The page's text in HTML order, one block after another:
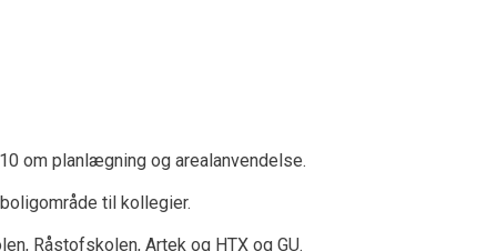
om planlægning og arealanvendelse.
til kollegier.
Råstofskolen, Artek og HTX og GU.